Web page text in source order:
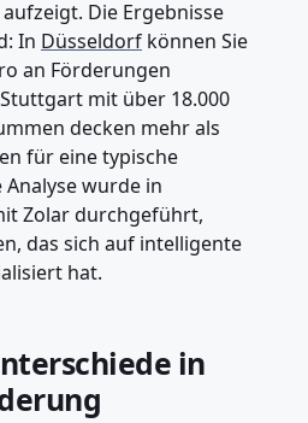
Die Ergebnisse
In Düsseldorf können Sie
an Förderungen
mit über 18.000
decken mehr als
für eine typische
Analyse wurde in
Zolar durchgeführt,
das sich auf intelligente
hat.
in